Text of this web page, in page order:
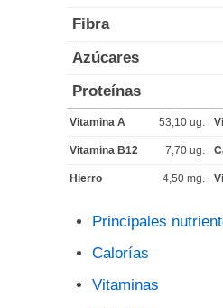
Fibra
Azúcares
Proteínas
Vitamina A 53,10 ug.
Vitamina B12 7,70 ug.
Hierro 4,50 mg.
Principales
Calorías
Vitaminas